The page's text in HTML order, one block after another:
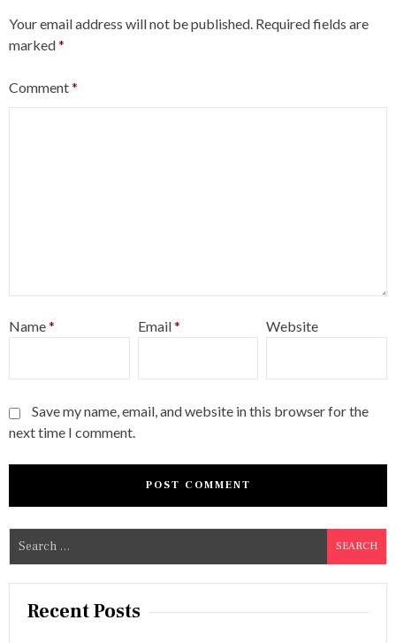
Your email address will not be published. Required fields are
marked*
Comment*
Name* Email* Website
Save my name, email, and website in this browser for the
next time I comment.
e
a
Recent Posts